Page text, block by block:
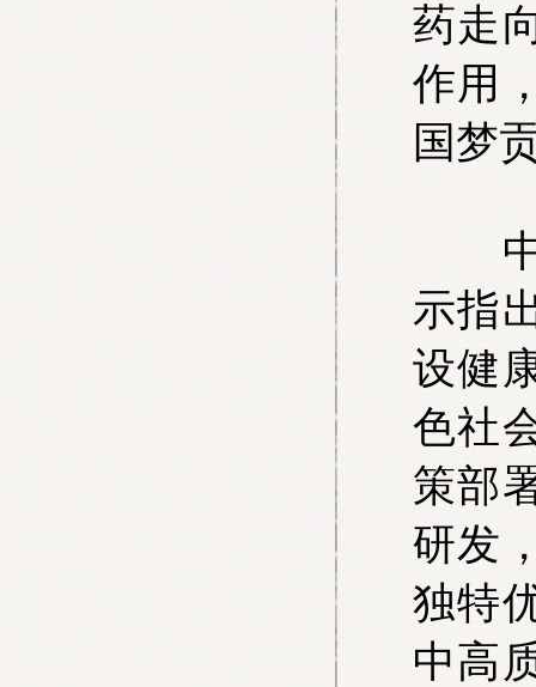
药走
作用
国梦
中
示指
设健
色社
策部
研发
独特
中高